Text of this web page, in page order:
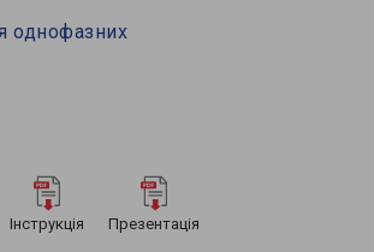
однофазних
Інструкція Презентація